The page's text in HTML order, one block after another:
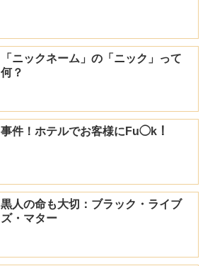
「ニックネーム」の「ニック」って
何？
事件！ホテルでお客様にFu◯k！
黒人の命も大切：ブラック・ライブ
ズ・マター